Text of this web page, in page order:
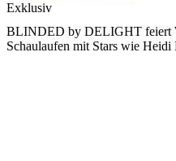
Exklusiv
BLINDED by DELIGHT feiert
Schaulaufen mit Stars wie